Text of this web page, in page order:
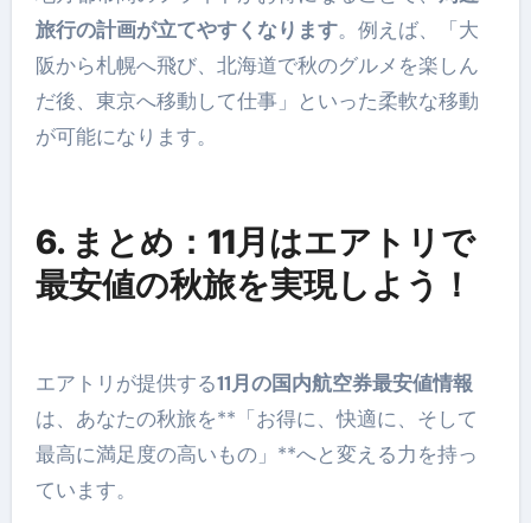
旅行の計画が立てやすくなります。例えば、「大
阪から札幌へ飛び、北海道で秋のグルメを楽しん
だ後、東京へ移動して仕事」といった柔軟な移動
が可能になります。
6. まとめ：11月はエアトリで
最安値の秋旅を実現しよう！
エアトリが提供する11月の国内航空券最安値情報
は、あなたの秋旅を**「お得に、快適に、そして
最高に満足度の高いもの」**へと変える力を持っ
ています。